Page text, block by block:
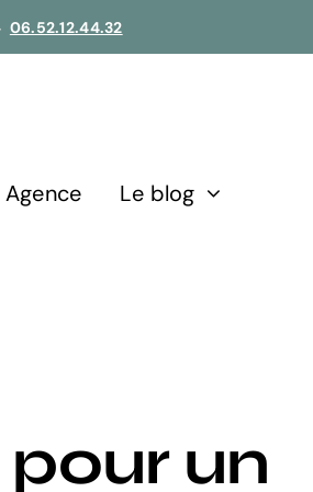
06.52.12.44.32
Agence Le blog
pour un